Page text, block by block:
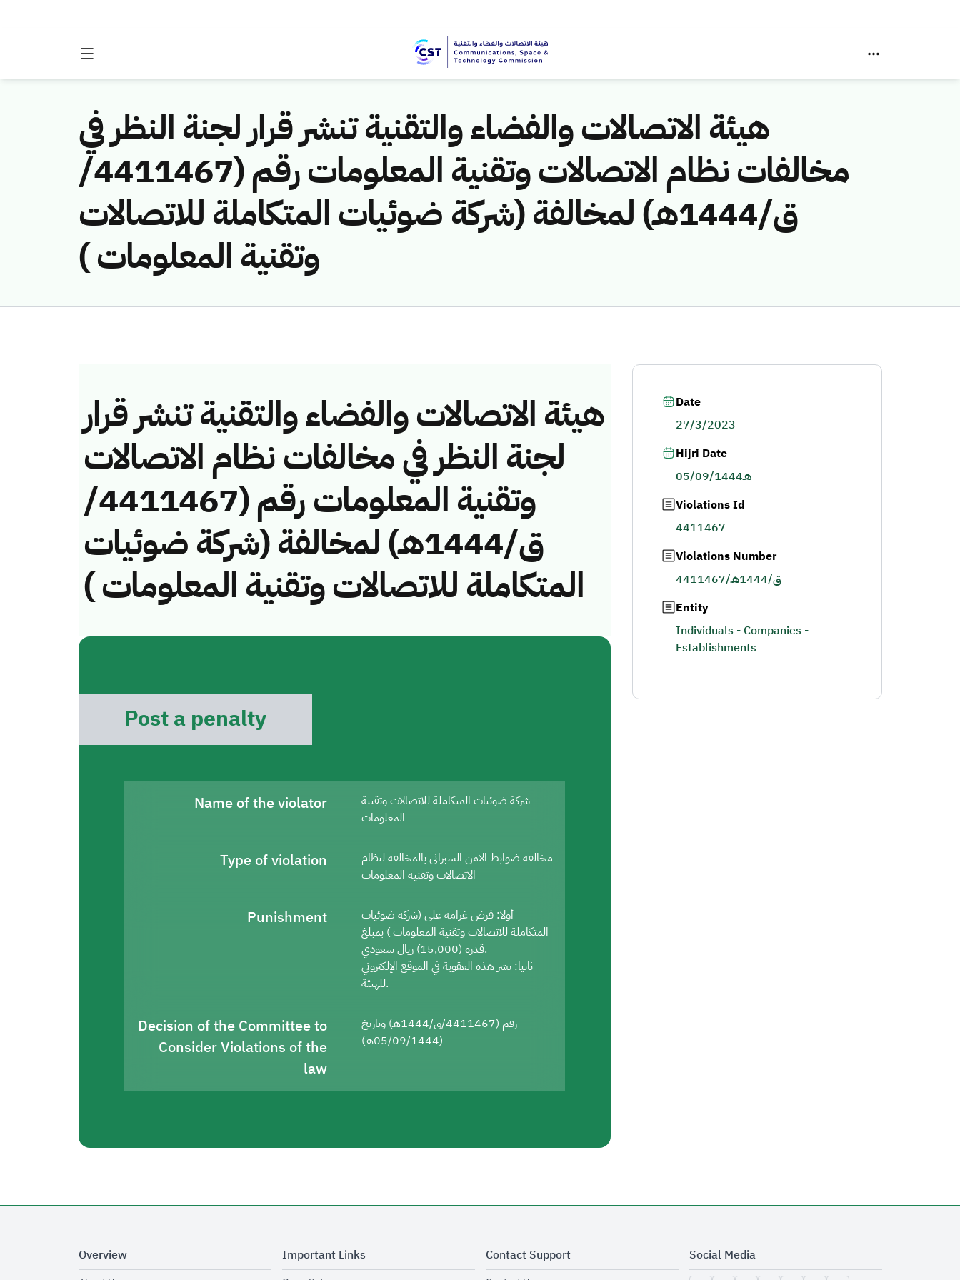
هيئة الاتصالات والفضاء والتقنية تنشر قرار لجنة النظر في
مخالفات نظام الاتصالات وتقنية المعلومات رقم (4411467/
ق/1444هـ) لمخالفة (شركة ضوئيات المتكاملة للاتصالات
وتقنية المعلومات )
هيئة الاتصالات والفضاء والتقنية تنشر قرار
لجنة النظر في مخالفات نظام الاتصالات
وتقنية المعلومات رقم (4411467/
ق/1444هـ) لمخالفة (شركة ضوئيات
المتكاملة للاتصالات وتقنية المعلومات )
Post a penalty
Name of the violator
شركة ضوئيات المتكاملة للاتصالات وتقنية
المعلومات
Type of violation
مخالفة ضوابط الامن السبراني بالمخالفة لنظام
الاتصالات وتقنية المعلومات
Punishment
أولا: فرض غرامة على (شركة ضوئيات
المتكاملة للاتصالات وتقنية المعلومات ) بمبلغ
قدره (15,000) ريال سعودي.
ثانيا: نشر هذه العقوبة في الموقع الإلكتروني
للهيئة.
Decision of the Committee to
Consider Violations of the
law
رقم (4411467/ق/1444هـ) وتاريخ
(05/09/1444هـ)
Date
27/3/2023
Hijri Date
05/09/1444هـ
Violations Id
4411467
Violations Number
4411467/ق/1444هـ
Entity
Individuals - Companies -
Establishments
Overview Important Links Contact Support Social Media